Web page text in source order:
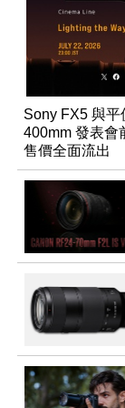
Sony FX5 與平
400mm 發表會
售價全面流出